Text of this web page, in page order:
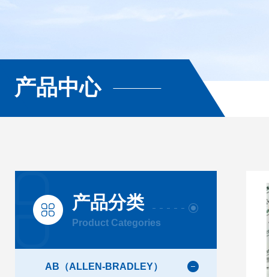
产品中心
产品分类
Product Categories
AB（ALLEN-BRADLEY）